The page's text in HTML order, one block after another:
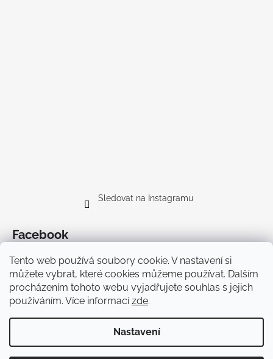
Tento web používá soubory cookie. V nastavení si
můžete vybrat, které cookies můžeme používat. Dalším
procházením tohoto webu vyjadřujete souhlas s jejich
používáním. Více informacízde.
Nastavení
Sledovat na Instagramu
Facebook
Doprava